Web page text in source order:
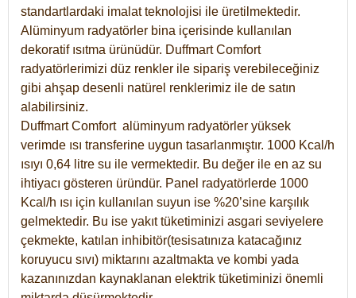
standartlardaki imalat teknolojisi ile üretilmektedir.
Alüminyum radyatörler bina içerisinde kullanılan
dekoratif ısıtma ürünüdür. Duffmart Comfort
radyatörlerimizi düz renkler ile sipariş verebileceğiniz
gibi ahşap desenli natürel renklerimiz ile de satın
alabilirsiniz.
Duffmart Comfort alüminyum radyatörler yüksek
verimde ısı transferine uygun tasarlanmıştır. 1000 Kcal/h
ısıyı 0,64 litre su ile vermektedir. Bu değer ile en az su
ihtiyacı gösteren üründür. Panel radyatörlerde 1000
Kcal/h ısı için kullanılan suyun ise %20’sine karşılık
gelmektedir. Bu ise yakıt tüketiminizi asgari seviyelere
çekmekte, katılan inhibitör(tesisatınıza katacağınız
koruyucu sıvı) miktarını azaltmakta ve kombi yada
kazanınızdan kaynaklanan elektrik tüketiminizi önemli